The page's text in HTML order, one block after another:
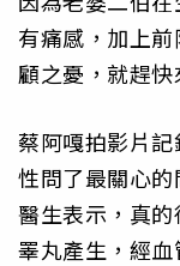
有痛感，加上
顧之憂，就趕快
蔡阿嘎拍影片
性問了最關心
醫生表示，真
睪丸產生，經